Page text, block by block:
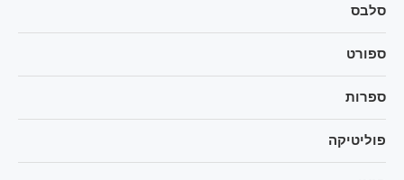
סלבס
ספורט
ספרות
פוליטיקה